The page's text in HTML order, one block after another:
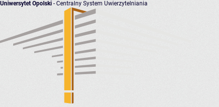
Uniwersytet Opolski - Centralny System Uwierzytelniania